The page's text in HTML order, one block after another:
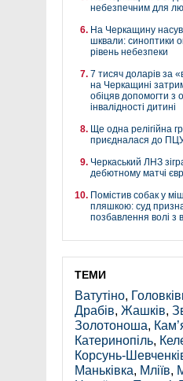
небезпечним для
На Черкащину
шквали: синоптики
рівень небезпеки
7 тисяч доларів за
на Черкащині
обіцяв допомогти
інвалідності дитині
Ще одна релігійна
приєдналася до
Черкаський ЛНЗ
дебютному матчі
Помістив собак у
пляшкою: суд
позбавлення волі з
ТЕМИ
Ватутіно,
Драбів, Жашків,
Золотоноша,
Катеринопіль,
Корсунь-
Маньківка, Мліїв,